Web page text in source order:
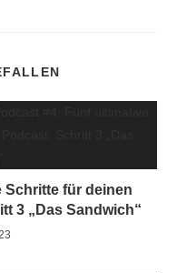
Schritte für deinen
3 „Das Sandwich“